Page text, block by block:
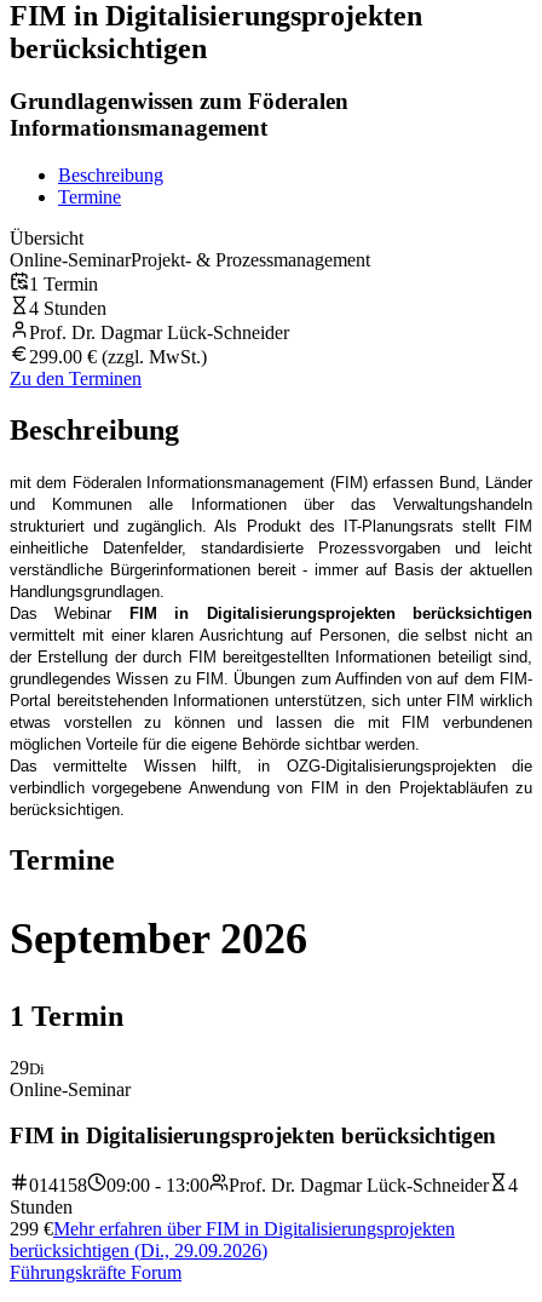
FIM in Digitalisierungsprojekten
berücksichtigen
Grundlagenwissen zum Föderalen
Informationsmanagement
Beschreibung
Termine
Übersicht
Online-SeminarProjekt- & Prozessmanagement
1 Termin
4 Stunden
Prof. Dr. Dagmar Lück-Schneider
299.00 € (zzgl. MwSt.)
Zu den Terminen
Beschreibung
mit dem Föderalen Informationsmanagement (FIM) erfassen Bund, Länder
und Kommunen alle Informationen über das Verwaltungshandeln
strukturiert und zugänglich. Als Produkt des IT-Planungsrats stellt FIM
einheitliche Datenfelder, standardisierte Prozessvorgaben und leicht
verständliche Bürgerinformationen bereit - immer auf Basis der aktuellen
Handlungsgrundlagen.
Das Webinar
FIM in Digitalisierungsprojekten berücksichtigen
vermittelt mit einer klaren Ausrichtung auf Personen, die selbst nicht an
der Erstellung der durch FIM bereitgestellten Informationen beteiligt sind,
grundlegendes Wissen zu FIM. Übungen zum Auffinden von auf dem FIM-
Portal bereitstehenden Informationen unterstützen, sich unter FIM wirklich
etwas vorstellen zu können und lassen die mit FIM verbundenen
möglichen Vorteile für die eigene Behörde sichtbar werden.
Das vermittelte Wissen hilft, in OZG-Digitalisierungsprojekten die
verbindlich vorgegebene Anwendung von FIM in den Projektabläufen zu
berücksichtigen.
Termine
September 2026
1 Termin
29Di
Online-Seminar
FIM in Digitalisierungsprojekten berücksichtigen
014158 09:00 - 13:00 Prof. Dr. Dagmar Lück-Schneider
4
Stunden
299 €Mehr erfahren überFIM in Digitalisierungsprojekten
berücksichtigen (Di., 29.09.2026)
Führungskräfte Forum